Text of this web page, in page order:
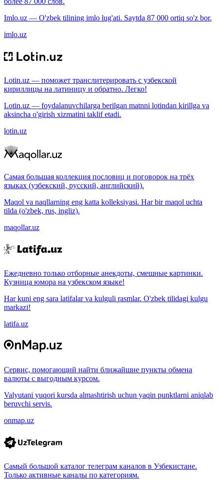
Imlo.uz — O'zbek tilining imlo lug'ati. Saytda 87 000 ortiq so'z bor.
imlo.uz
Lotin.uz — поможет транслитерировать с узбекской
кириллицы на латиницу и обратно. Легко!
Lotin.uz — foydalanuvchilarga berilgan matnni lotindan kirillga va
aksincha o'girish xizmatini taklif etadi.
lotin.uz
Самая большая коллекция пословиц и поговорок на трёх
языках (узбекский, русский, английский).
Maqol va naqllarning eng katta kolleksiyasi. Har bir maqol uchta
tilda (o'zbek, rus, ingliz).
maqollar.uz
Ежедневно только отборные анекдоты, смешные картинки.
Кузница юмора на узбекском языке!
Har kuni eng sara latifalar va kulguli rasmlar. O'zbek tilidagi kulgu
markazi!
latifa.uz
Сервис, помогающий найти ближайшие пункты обмена
валюты с выгодным курсом.
Valyutani yuqori kursda almashtirish uchun yaqin punktlarni aniqlab
beruvchi servis.
onmap.uz
Самый большой каталог телеграм каналов в Узбекистане.
Только активные каналы по категориям.